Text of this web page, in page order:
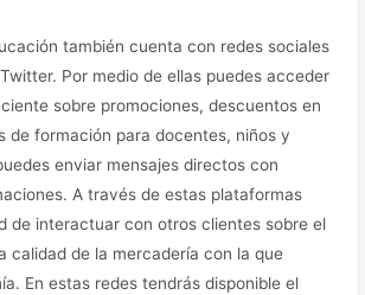
también cuenta con redes sociales
Por medio de ellas puedes acceder
sobre promociones, descuentos en
de formación para docentes, niños y
enviar mensajes directos con
A través de estas plataformas
de interactuar con otros clientes sobre el
calidad de la mercadería con la que
En estas redes tendrás disponible el